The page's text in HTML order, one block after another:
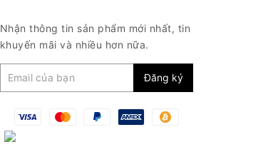
Nhận thông tin sản phẩm mới nhất, tin
khuyến mãi và nhiều hơn nữa.
Đăng ký